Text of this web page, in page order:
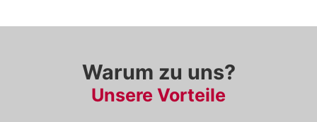
Warum zu uns?
Unsere Vorteile